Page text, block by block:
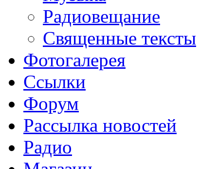
Радиовещание
Священные тексты
Фотогалерея
Ссылки
Форум
Рассылка новостей
Радио